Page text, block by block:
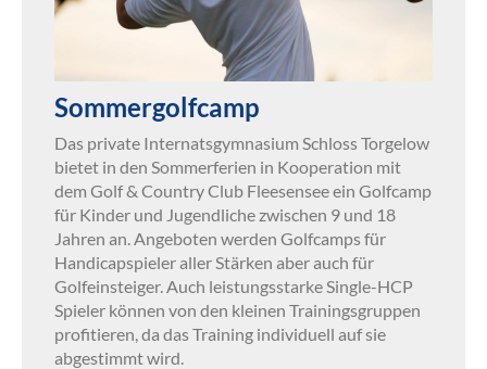
Sommergolfcamp
Das private Internatsgymnasium Schloss Torgelow
bietet in den Sommerferien in Kooperation mit
dem Golf & Country Club Fleesensee ein Golfcamp
für Kinder und Jugendliche zwischen 9 und 18
Jahren an. Angeboten werden Golfcamps für
Handicapspieler aller Stärken aber auch für
Golfeinsteiger. Auch leistungsstarke Single-HCP
Spieler können von den kleinen Trainingsgruppen
profitieren, da das Training individuell auf sie
abgestimmt wird.